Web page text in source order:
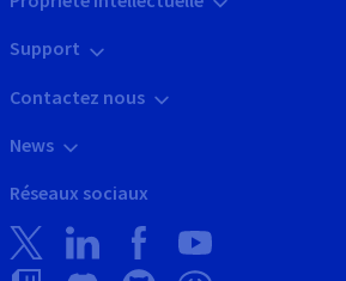
Support
Contactez nous
News
Réseaux sociaux